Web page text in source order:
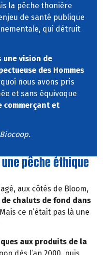
la pêche thonière
de santé publique
qui détruit
une vision de
des Hommes
nous avons pris
et sans équivoque
commerçant et
pêche éthique
aux côtés de Bloom,
chaluts de fond dans
ce n’était pas là une
aux produits de la